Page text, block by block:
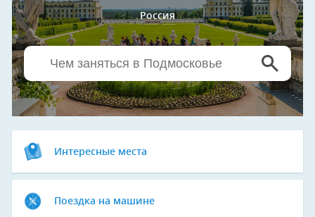
Россия
Интересные места
Поездка на машине